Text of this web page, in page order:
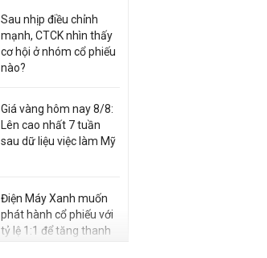
Sau nhịp điều chỉnh
mạnh, CTCK nhìn thấy
cơ hội ở nhóm cổ phiếu
nào?
Giá vàng hôm nay 8/8:
Lên cao nhất 7 tuần
sau dữ liệu việc làm Mỹ
Điện Máy Xanh muốn
phát hành cổ phiếu với
tỷ lệ 1:1 để tăng thanh